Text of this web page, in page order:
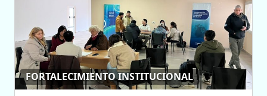
FORTALECIMIENTO INSTITUCIONAL